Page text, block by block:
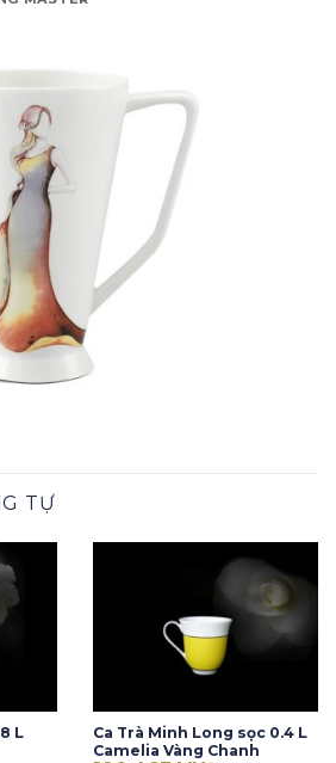
TỰ
L
Ca Trà Minh Long sọc 0.4 L
Camelia Vàng Chanh